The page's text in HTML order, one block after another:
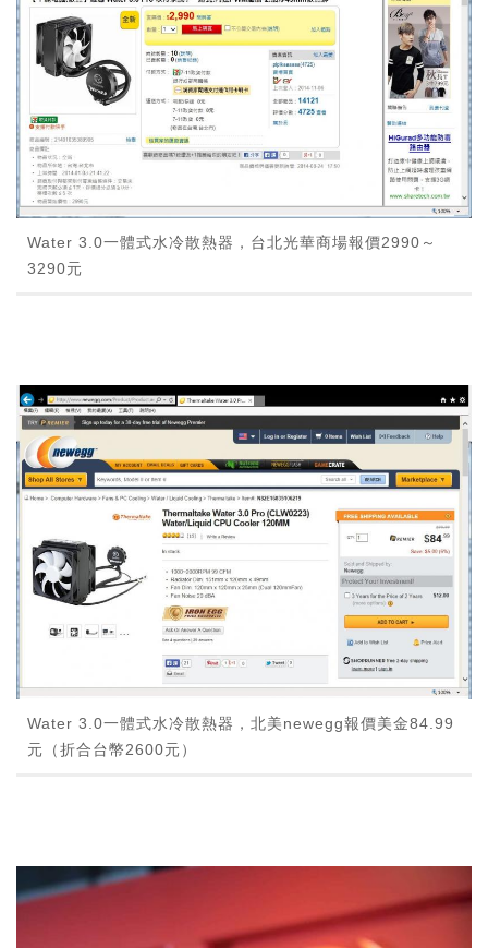
Water 3.0一體式水冷散熱器，台北光華商場報價2990～
3290元
Water 3.0一體式水冷散熱器，北美newegg報價美金84.99
元（折合台幣2600元）